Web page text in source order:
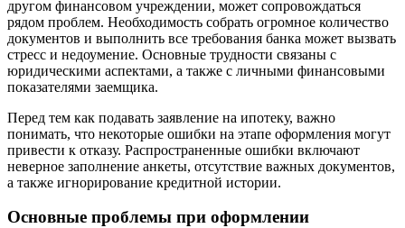
другом финансовом учреждении, может сопровождаться
рядом проблем. Необходимость собрать огромное количество
документов и выполнить все требования банка может вызвать
стресс и недоумение. Основные трудности связаны с
юридическими аспектами, а также с личными финансовыми
показателями заемщика.
Перед тем как подавать заявление на ипотеку, важно
понимать, что некоторые ошибки на этапе оформления могут
привести к отказу. Распространенные ошибки включают
неверное заполнение анкеты, отсутствие важных документов,
а также игнорирование кредитной истории.
Основные проблемы при оформлении